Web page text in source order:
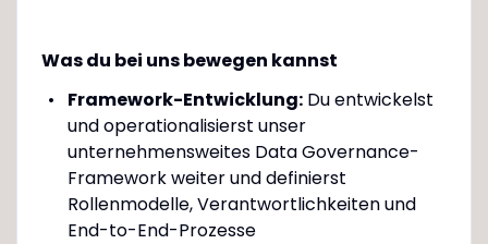
Was du bei uns bewegen kannst
Framework-Entwicklung:Du entwickelst
und operationalisierst unser
unternehmensweites Data Governance-
Framework weiter und definierst
Rollenmodelle, Verantwortlichkeiten und
End-to-End-Prozesse